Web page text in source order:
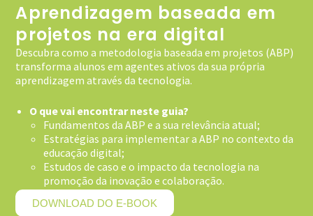
Aprendizagem baseada em
projetos na era digital
Descubra como a metodologia baseada em projetos (ABP)
transforma alunos em agentes ativos da sua própria
aprendizagem através da tecnologia.
O que vai encontrar neste guia?
Fundamentos da ABP e a sua relevância atual;
Estratégias para implementar a ABP no contexto da
educação digital;
Estudos de caso e o impacto da tecnologia na
promoção da inovação e colaboração.
DOWNLOAD DO E-BOOK